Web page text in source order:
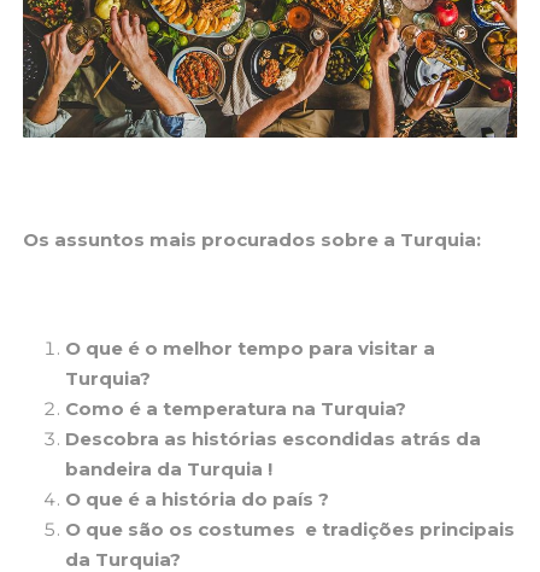
Os assuntos mais procurados sobre a Turquia:
O que é o melhor tempo para visitar a
Turquia?
Como é a temperatura na Turquia?
Descobra as histórias escondidas atrás da
bandeira da Turquia !
O que é a história do país ?
O que são os costumes e tradições principais
da Turquia?